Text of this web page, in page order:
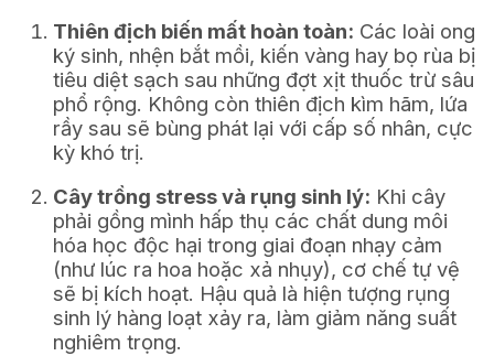
Thiên địch biến mất hoàn toàn: Các loài ong
ký sinh, nhện bắt mồi, kiến vàng hay bọ rùa bị
tiêu diệt sạch sau những đợt xịt thuốc trừ sâu
phổ rộng. Không còn thiên địch kìm hãm, lứa
rầy sau sẽ bùng phát lại với cấp số nhân, cực
kỳ khó trị.
Cây trồng stress và rụng sinh lý: Khi cây
phải gồng mình hấp thụ các chất dung môi
hóa học độc hại trong giai đoạn nhạy cảm
(như lúc ra hoa hoặc xả nhụy), cơ chế tự vệ
sẽ bị kích hoạt. Hậu quả là hiện tượng rụng
sinh lý hàng loạt xảy ra, làm giảm năng suất
nghiêm trọng.